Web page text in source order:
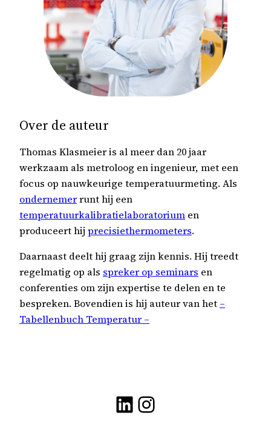
Over de auteur
Thomas Klasmeier is al meer dan 20 jaar
werkzaam als metroloog en ingenieur, met een
focus op nauwkeurige temperatuurmeting. Als
ondernemerrunt hij een
temperatuurkalibratielaboratorium en
produceert hij precisiethermometers.
Daarnaast deelt hij graag zijn kennis. Hij treedt
regelmatig op als spreker op seminars en
conferenties om zijn expertise te delen en te
bespreken. Bovendien is hij auteur van het –
Tabellenbuch Temperatur –
LinkedIn
Instagram